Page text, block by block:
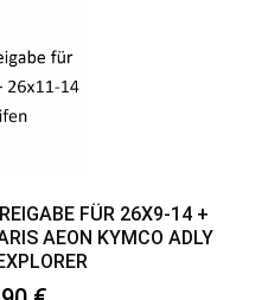
FÜR 26X9-14 +
AEON KYMCO ADLY